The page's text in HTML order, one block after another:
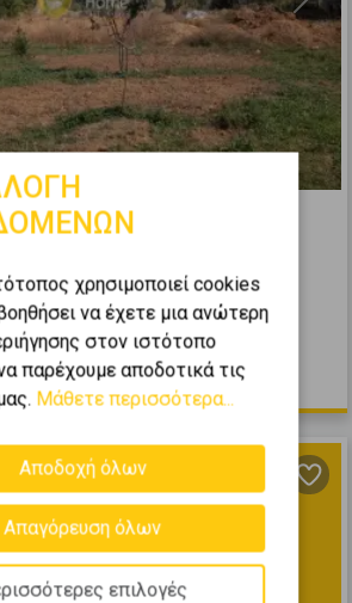
Next
χρησιμοποιεί cookies
να έχετε μια ανώτερη
στον ιστότοπο
παρέχουμε αποδοτικά τις
Μάθετε περισσότερα...
Αποδοχή όλων
Απαγόρευση όλων
επιλογές